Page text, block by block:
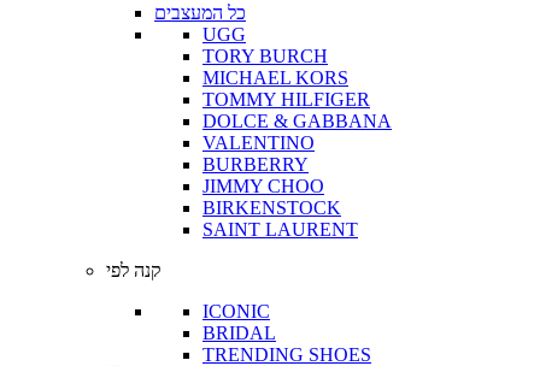
כל המעצבים
UGG
TORY BURCH
MICHAEL KORS
TOMMY HILFIGER
DOLCE & GABBANA
VALENTINO
BURBERRY
JIMMY CHOO
BIRKENSTOCK
SAINT LAURENT
קנה לפי
ICONIC
BRIDAL
TRENDING SHOES